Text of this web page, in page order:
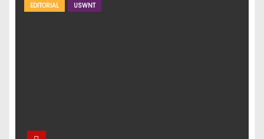
EDITORIAL USWNT